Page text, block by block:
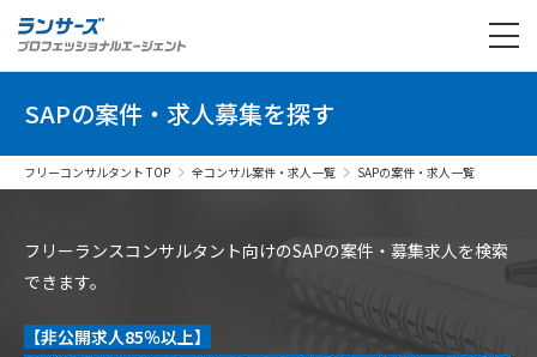
SAPの案件・求人募集を探す
フリーコンサルタント TOP 全コンサル案件・求人一覧 SAPの案件・求人一覧
フリーランスコンサルタント向けのSAPの案件・募集求人を検索
できます。
【非公開求人85％以上】